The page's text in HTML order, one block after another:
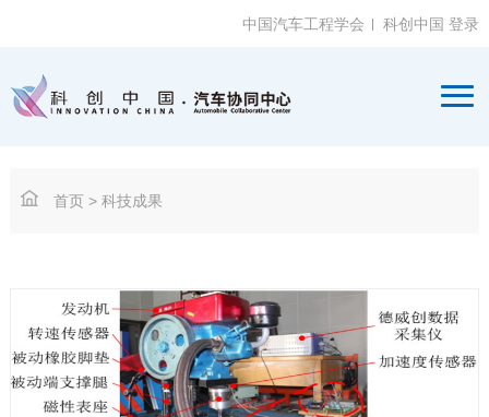
中国汽车工程学会 科创中国 登录
首页> 科技成果